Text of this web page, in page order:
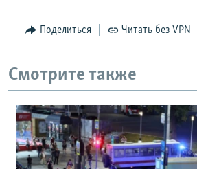
Поделиться Читать без VPN
Смотрите также